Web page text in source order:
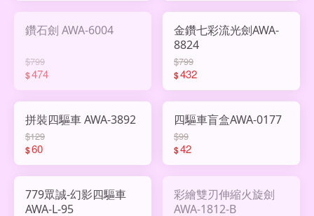
鑽石劍 AWA-6004
$799
$474
金鑽七彩流光劍AWA-
8824
$799
$432
拼裝四驅車 AWA-3892
$129
$60
四驅車盲盒AWA-0177
$99
$42
779眾誠-幻影四驅車
AWA-L-95
彩繪雙刃伸縮火旋劍
AWA-1812-B